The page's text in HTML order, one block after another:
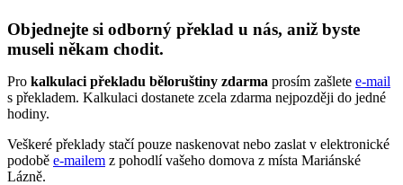
Objednejte si odborný překlad u nás, aniž byste
museli někam chodit.
Pro kalkulaci překladu běloruštiny zdarma prosím zašlete e-mail
s překladem. Kalkulaci dostanete zcela zdarma nejpozději do jedné
hodiny.
Veškeré překlady stačí pouze naskenovat nebo zaslat v elektronické
podobě e-mailem z pohodlí vašeho domova z místa Mariánské
Lázně.